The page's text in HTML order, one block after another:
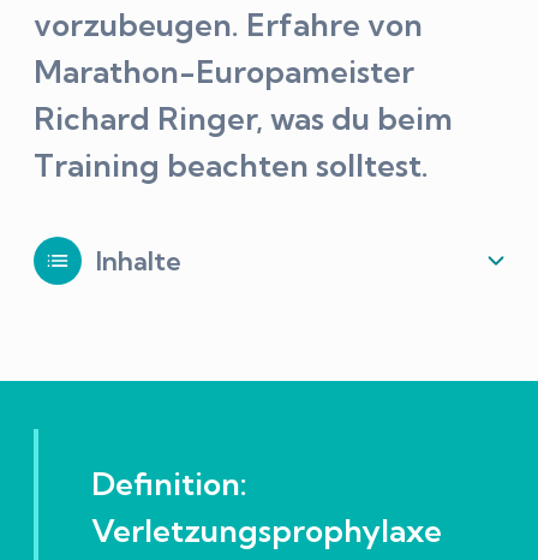
vorzubeugen. Erfahre von
Marathon-Europameister
Richard Ringer, was du beim
Training beachten solltest.
Inhalte
wichtig?
Lauftraining
Definition:
Verletzungsprophylaxe